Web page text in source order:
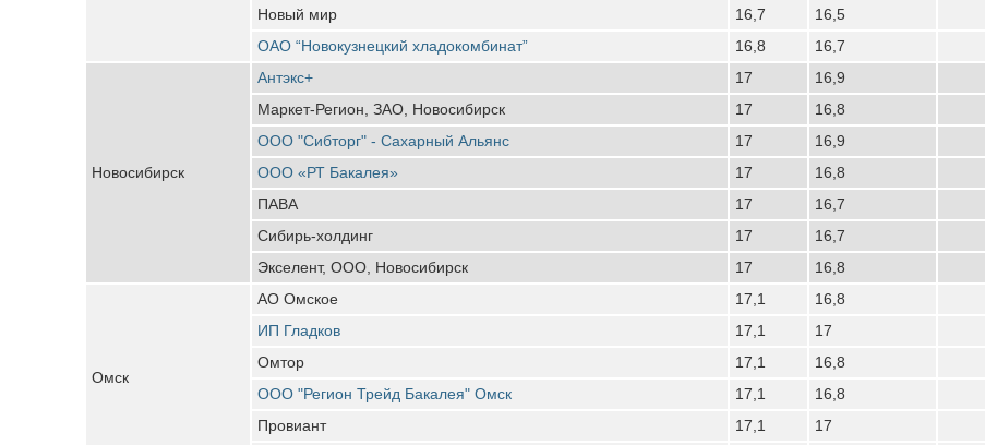
Новый мир
16,7
16,5
ОАО “Новокузнецкий хладокомбинат”
16,8 16,7
Новосибирск
Антэкс+ 17
16,9
Маркет-Регион, ЗАО, Новосибирск
17
16,8
ООО "Сибторг" - Сахарный Альянс
17
16,9
ООО «РТ Бакалея»
17
16,8
ПАВА
17
16,7
Сибирь-холдинг
17
16,7
Экселент, ООО, Новосибирск
17 16,8
Омск
АО Омское 17,1
16,8
ИП Гладков
17,1
17
Омтор
17,1
16,8
ООО "Регион Трейд Бакалея" Омск
17,1
16,8
Провиант
17,1
17